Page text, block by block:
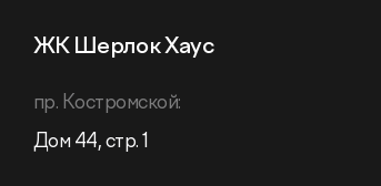
ЖК Шерлок Хаус
пр. Костромской:
Дом 44, стр. 1